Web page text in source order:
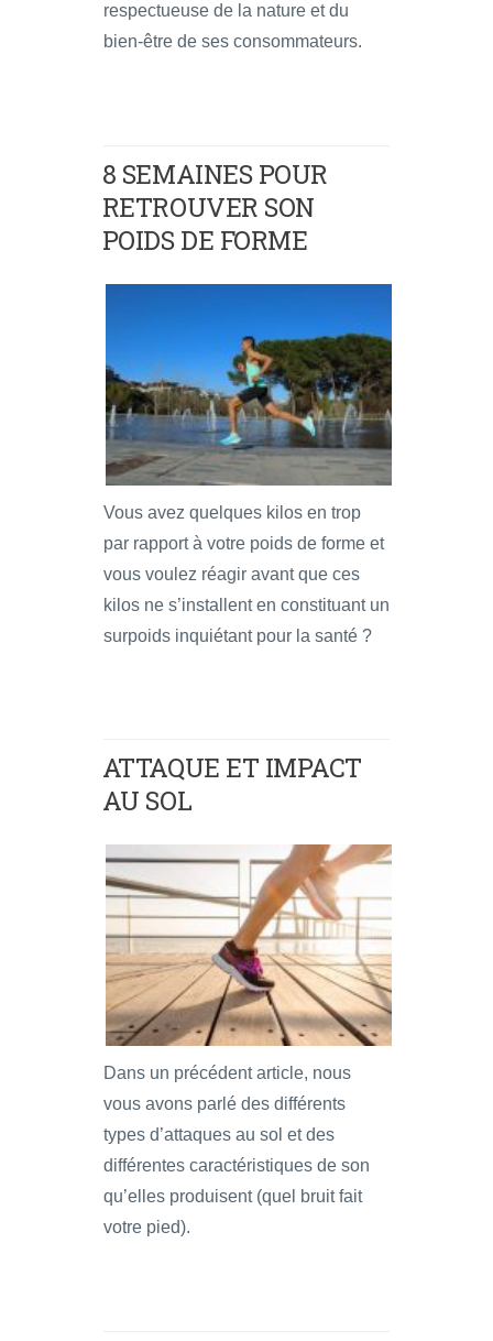
respectueuse de la nature et du
bien-être de ses consommateurs.
8 SEMAINES POUR
RETROUVER SON
POIDS DE FORME
Vous avez quelques kilos en trop
par rapport à votre poids de forme et
vous voulez réagir avant que ces
kilos ne s’installent en constituant un
surpoids inquiétant pour la santé ?
ATTAQUE ET IMPACT
AU SOL
Dans un précédent article, nous
vous avons parlé des différents
types d’attaques au sol et des
différentes caractéristiques de son
qu’elles produisent (quel bruit fait
votre pied).